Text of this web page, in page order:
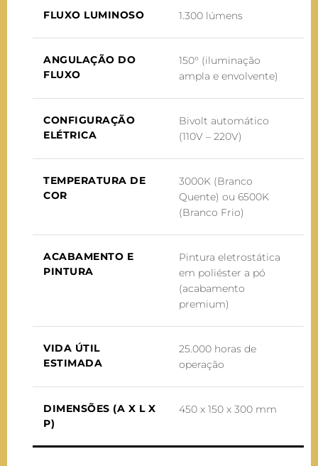
FLUXO LUMINOSO 1.300 lúmens
ANGULAÇÃO DO
FLUXO
150° (iluminação
ampla e envolvente)
CONFIGURAÇÃO
ELÉTRICA
Bivolt automático
(110V – 220V)
TEMPERATURA DE
COR
3000K (Branco
Quente) ou 6500K
(Branco Frio)
ACABAMENTO E
PINTURA
Pintura eletrostática
em poliéster a pó
(acabamento
premium)
VIDA ÚTIL
ESTIMADA
25.000 horas de
operação
DIMENSÕES (A X L X
P)
450 x 150 x 300 mm